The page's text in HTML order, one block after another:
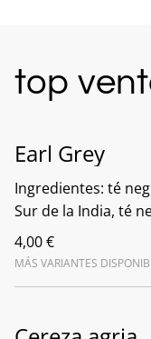
top
Earl Grey
Ingredientes: té
Sur de la India, té
natural. El té negro Earl Grey es uno de los
tés más populares
reconocido y
4,00 €
MÁS VARIANTES